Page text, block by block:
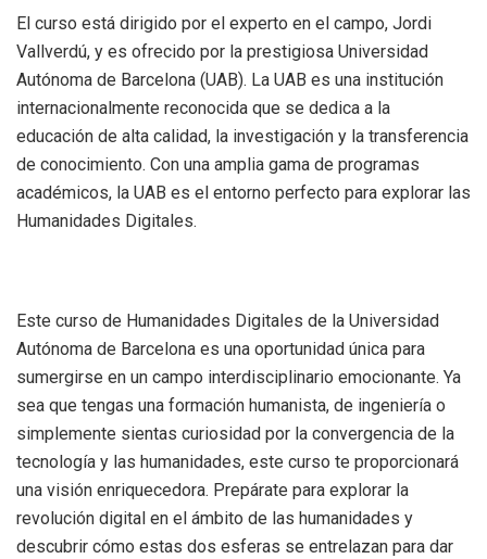
El curso está dirigido por el experto en el campo, Jordi
Vallverdú, y es ofrecido por la prestigiosa Universidad
Autónoma de Barcelona (UAB). La UAB es una institución
internacionalmente reconocida que se dedica a la
educación de alta calidad, la investigación y la transferencia
de conocimiento. Con una amplia gama de programas
académicos, la UAB es el entorno perfecto para explorar las
Humanidades Digitales.
Este curso de Humanidades Digitales de la Universidad
Autónoma de Barcelona es una oportunidad única para
sumergirse en un campo interdisciplinario emocionante. Ya
sea que tengas una formación humanista, de ingeniería o
simplemente sientas curiosidad por la convergencia de la
tecnología y las humanidades, este curso te proporcionará
una visión enriquecedora. Prepárate para explorar la
revolución digital en el ámbito de las humanidades y
descubrir cómo estas dos esferas se entrelazan para dar